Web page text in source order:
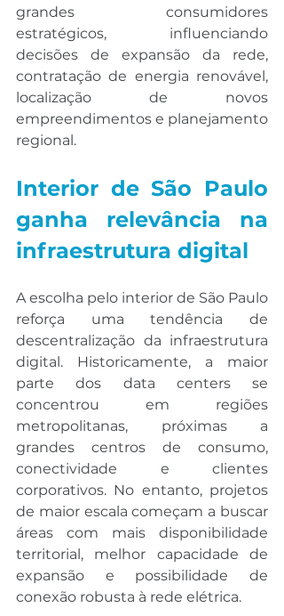
grandes consumidores
estratégicos, influenciando
decisões de expansão da rede,
contratação de energia renovável,
localização de novos
empreendimentos e planejamento
regional.
Interior de São Paulo
ganha relevância na
infraestrutura digital
A escolha pelo interior de São Paulo
reforça uma tendência de
descentralização da infraestrutura
digital. Historicamente, a maior
parte dos data centers se
concentrou em regiões
metropolitanas, próximas a
grandes centros de consumo,
conectividade e clientes
corporativos. No entanto, projetos
de maior escala começam a buscar
áreas com mais disponibilidade
territorial, melhor capacidade de
expansão e possibilidade de
conexão robusta à rede elétrica.